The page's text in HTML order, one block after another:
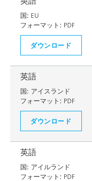
国: EU
フォーマット: PDF
ダウンロード
英語
国: アイスランド
フォーマット: PDF
ダウンロード
英語
国: アイルランド
フォーマット: PDF